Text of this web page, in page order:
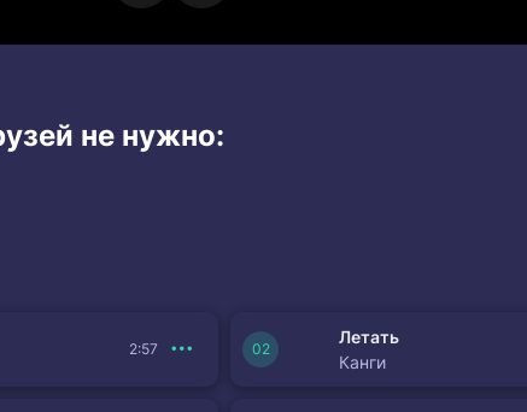
не нужно:
2:57
Летать
Канги